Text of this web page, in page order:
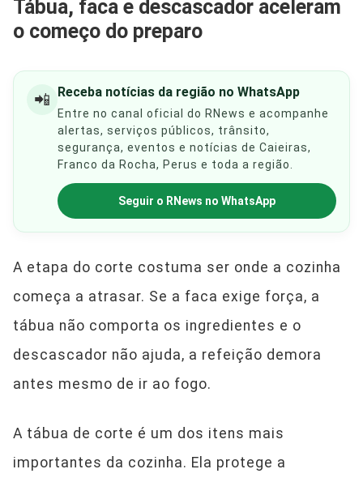
Tábua, faca e descascador aceleram
o começo do preparo
📲 Receba notícias da região no WhatsApp
Entre no canal oficial do RNews e acompanhe
alertas, serviços públicos, trânsito,
segurança, eventos e notícias de Caieiras,
Franco da Rocha, Perus e toda a região.
Seguir o RNews no WhatsApp
A etapa do corte costuma ser onde a cozinha
começa a atrasar. Se a faca exige força, a
tábua não comporta os ingredientes e o
descascador não ajuda, a refeição demora
antes mesmo de ir ao fogo.
A tábua de corte é um dos itens mais
importantes da cozinha. Ela protege a